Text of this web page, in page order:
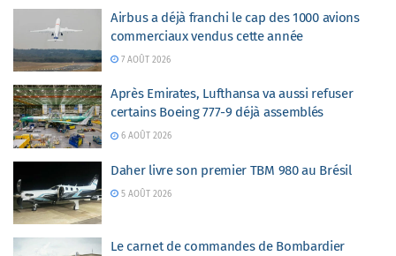
Airbus a déjà franchi le cap des 1000 avions
commerciaux vendus cette année
7 AOÛT 2026
Après Emirates, Lufthansa va aussi refuser
certains Boeing 777-9 déjà assemblés
6 AOÛT 2026
Daher livre son premier TBM 980 au Brésil
5 AOÛT 2026
Le carnet de commandes de Bombardier